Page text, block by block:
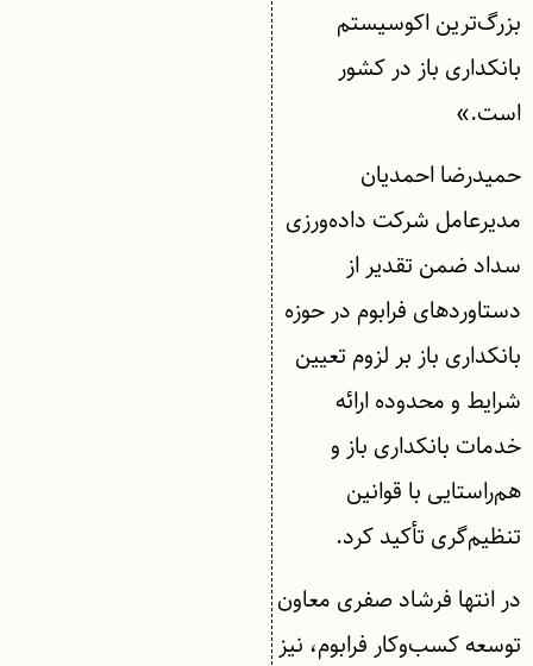
بزرگ‌ترین اکوسیستم
بانکداری باز در کشور
است.»
حمیدرضا احمدیان
مدیرعامل شرکت داده‌ورزی
سداد ضمن تقدیر از
دستاوردهای فرابوم در حوزه
بانکداری باز بر لزوم تعیین
شرایط و محدوده ارائه
خدمات بانکداری باز و
هم‌راستایی با قوانین
تنظیم‌گری تأکید کرد.
در انتها فرشاد صفری معاون
توسعه کسب‌وکار فرابوم، نیز